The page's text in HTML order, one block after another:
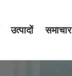
उत्पादों समाचार